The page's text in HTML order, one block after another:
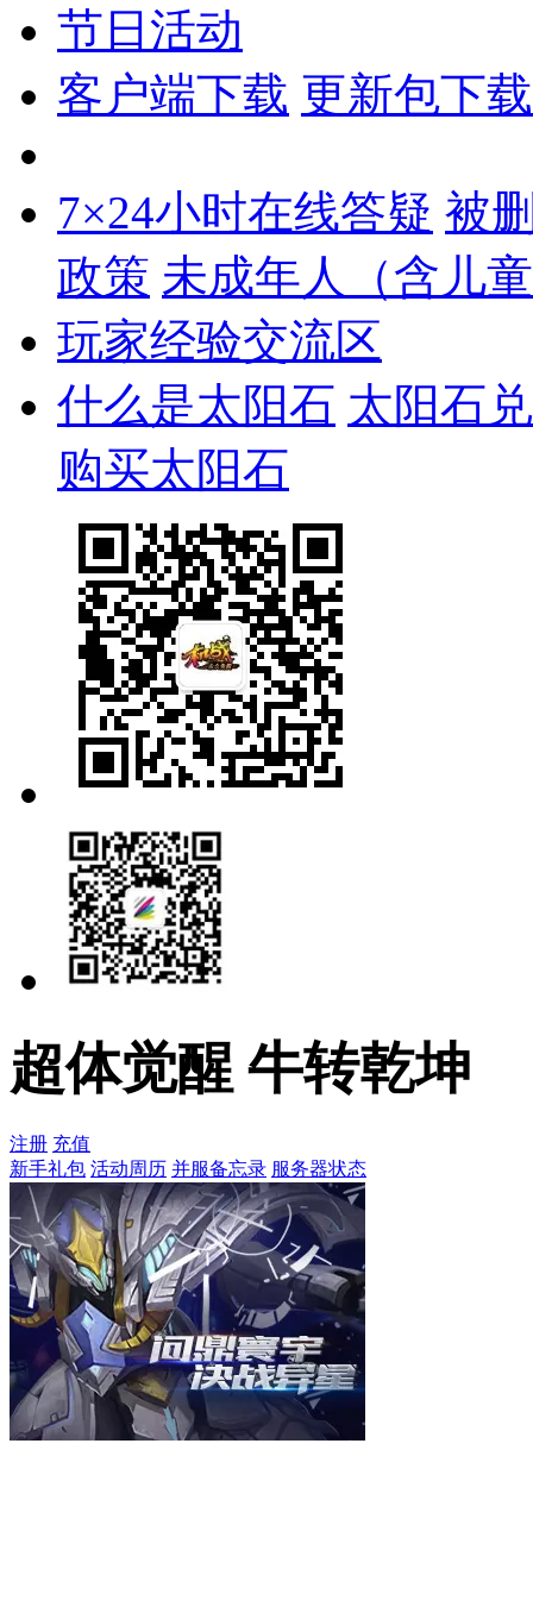
节日活动
客户端下载 更新包下载
7×24小时在线答疑 被
政策 未成年人（含儿
玩家经验交流区
什么是太阳石 太阳石
购买太阳石
超体觉醒 牛转乾坤
注册 充值
新手礼包 活动周历 并服备忘录 服务器状态